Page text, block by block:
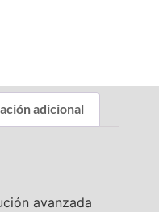
adicional
avanzada